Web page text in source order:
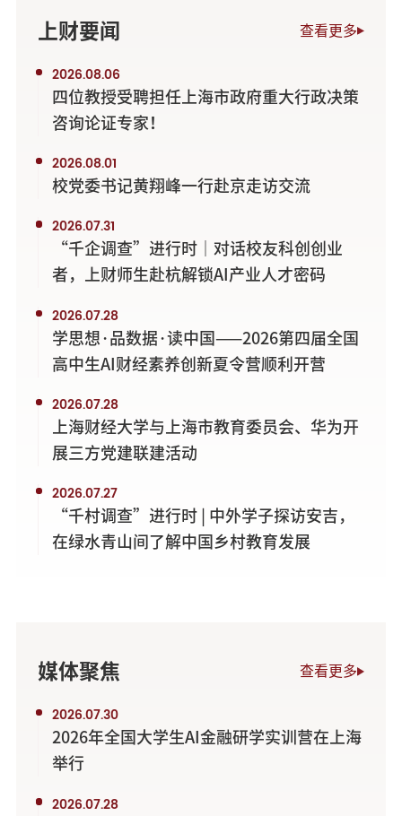
上财要闻 查看更多
2026.08.06
四位教授受聘担任上海市政府重大行政决策
咨询论证专家！
2026.08.01
校党委书记黄翔峰一行赴京走访交流
2026.07.31
“千企调查”进行时｜对话校友科创创业
者，上财师生赴杭解锁AI产业人才密码
2026.07.28
学思想·品数据·读中国——2026第四届全国
高中生AI财经素养创新夏令营顺利开营
2026.07.28
上海财经大学与上海市教育委员会、华为开
展三方党建联建活动
2026.07.27
“千村调查”进行时 | 中外学子探访安吉，
在绿水青山间了解中国乡村教育发展
媒体聚焦 查看更多
2026.07.30
2026年全国大学生AI金融研学实训营在上海
举行
2026.07.28